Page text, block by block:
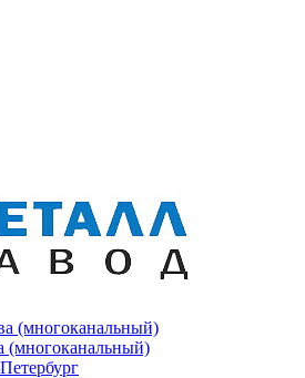
(многоканальный)
(многоканальный)